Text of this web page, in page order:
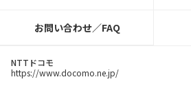
お問い合わせ／FAQ
NTTドコモ
https://www.docomo.ne.jp/